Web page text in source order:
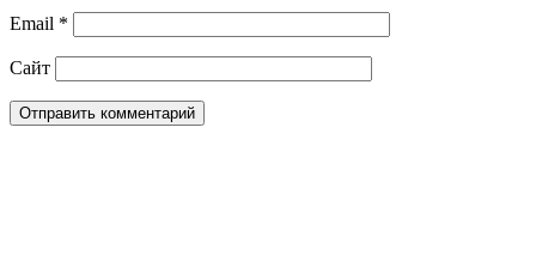
Email *
Сайт